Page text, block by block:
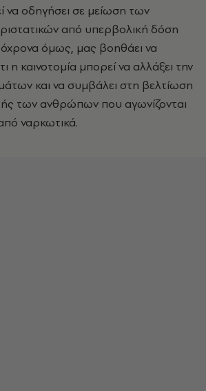
οδηγήσει σε μείωση των
από υπερβολική δόση
όμως, μας βοηθάει να
η καινοτομία μπορεί να αλλάξει την
και να συμβάλει στη βελτίωση
των ανθρώπων που αγωνίζονται
ναρκωτικά.